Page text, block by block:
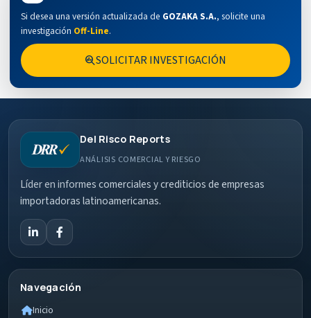
Si desea una versión actualizada de GOZAKA S.A., solicite una
investigación Off-Line.
search_insightsSOLICITAR INVESTIGACIÓN
Del Risco Reports
ANÁLISIS COMERCIAL Y RIESGO
Líder en informes comerciales y crediticios de empresas
importadoras latinoamericanas.
Navegación
Inicio